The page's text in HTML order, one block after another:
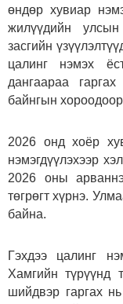
өндөр хувиар
жилүүдийн
засгийн
цалинг нэмэх
дангаараа
байнгын
2026 онд хоёр
нэмэгдүүлэхээр
2026 оны
төгрөгт хүрнэ.
байна.
Гэхдээ цалинг
Хамгийн түрүүнд
шийдвэр гаргах